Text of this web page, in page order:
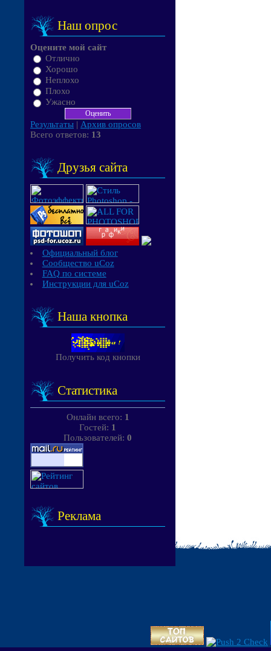
Наш опрос
Оцените мой сайт
Отлично
Хорошо
Неплохо
Плохо
Ужасно
Результаты | Архив опросов
Всего ответов: 13
Друзья сайта
Официальный блог
Сообщество uCoz
FAQ по системе
Инструкции для uCoz
Наша кнопка
Получить код кнопки
Статистика
Онлайн всего: 1
Гостей: 1
Пользователей: 0
Реклама